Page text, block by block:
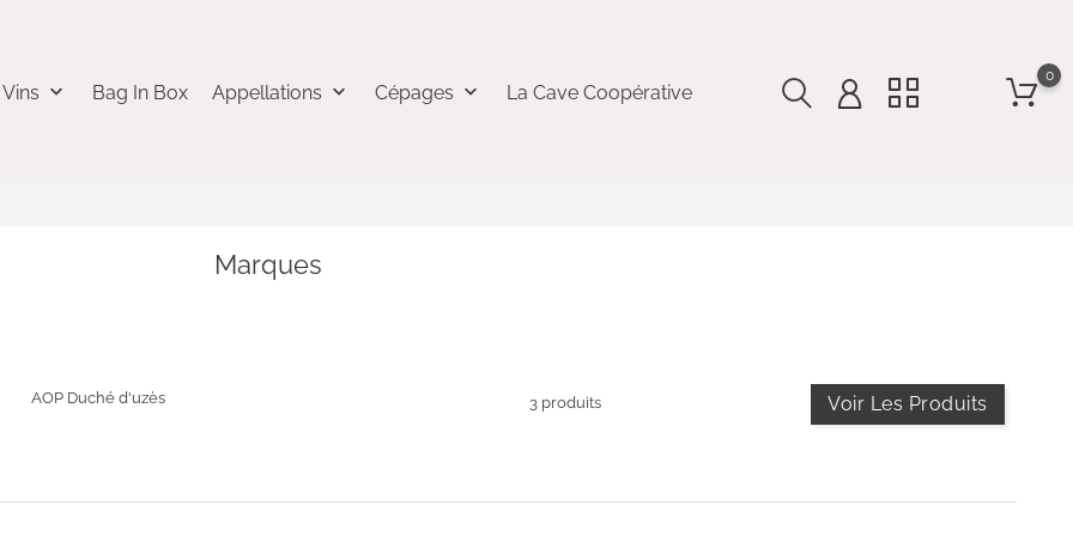
keyboard_arrow_down Bag In Box Appellations keyboard_arrow_down Cépages keyboard_arrow_down La Cave Coopérative
0
Marques
AOP Duché d'uzès 3 produits Voir Les Produits